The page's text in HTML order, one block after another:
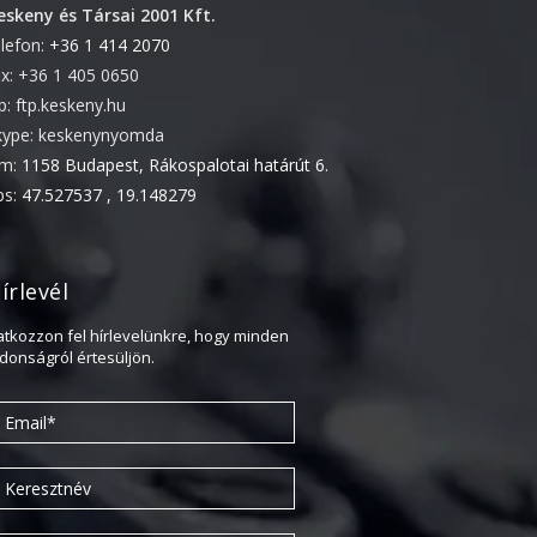
Újdonság
Archívum
2026. április
2025. március
2024. október
2022. október
és Társai 2001 Kft.
+36 1 414 2070
+36 1 405 0650
ftp.keskeny.hu
keskenynyomda
1158 Budapest, Rákospalotai határút 6.
47.527537 , 19.148279
fel hírlevelünkre, hogy minden
értesüljön.